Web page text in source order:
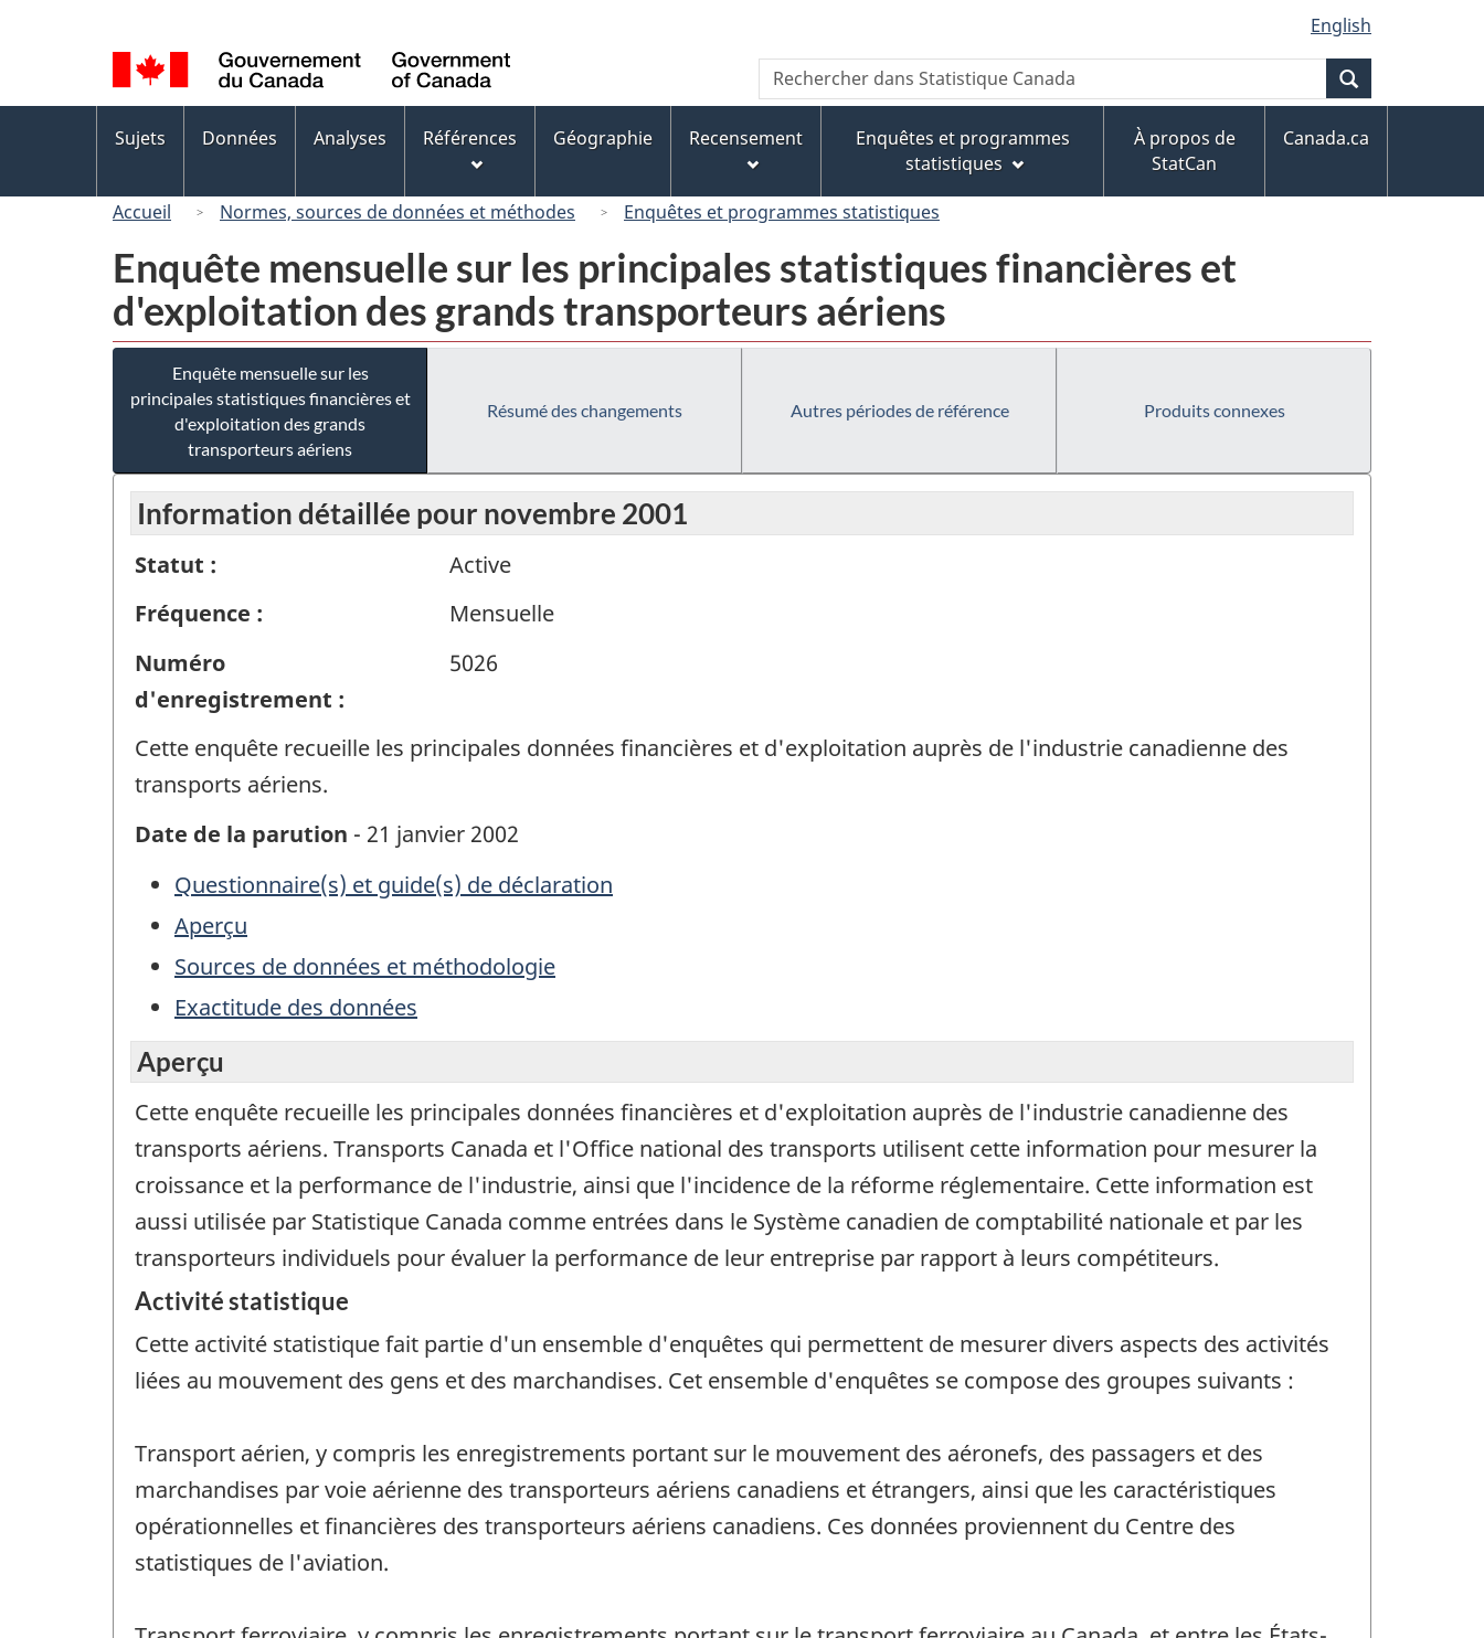
au
contenu
principal
« À
propos
de
ce
version
HTML
simplifiée
de
la
langue
English
Canada
Recherche
Rechercher
dans
Canada
des
Sujets Données Analyses Références Géographie Recensement
Enquêtes et programmes
statistiques
À propos de
StatCan
Canada.ca
Accueil Normes, sources de données et méthodes Enquêtes et programmes statistiques
Enquête mensuelle sur les principales statistiques financières et
d'exploitation des grands transporteurs aériens
Enquête mensuelle sur les
principales statistiques financières et
d'exploitation des grands
transporteurs aériens
Résumé des changements Autres périodes de référence Produits connexes
Information détaillée pour novembre 2001
Statut :
Active
Fréquence :
Mensuelle
Numéro
d'enregistrement :
5026
Cette enquête recueille les principales données financières et d'exploitation auprès de l'industrie canadienne des
transports aériens.
Date de la parution - 21 janvier 2002
Questionnaire(s) et guide(s) de déclaration
Aperçu
Sources de données et méthodologie
Exactitude des données
Aperçu
Cette enquête recueille les principales données financières et d'exploitation auprès de l'industrie canadienne des
transports aériens. Transports Canada et l'Office national des transports utilisent cette information pour mesurer la
croissance et la performance de l'industrie, ainsi que l'incidence de la réforme réglementaire. Cette information est
aussi utilisée par Statistique Canada comme entrées dans le Système canadien de comptabilité nationale et par les
transporteurs individuels pour évaluer la performance de leur entreprise par rapport à leurs compétiteurs.
Activité statistique
Cette activité statistique fait partie d'un ensemble d'enquêtes qui permettent de mesurer divers aspects des activités
liées au mouvement des gens et des marchandises. Cet ensemble d'enquêtes se compose des groupes suivants :
Transport aérien, y compris les enregistrements portant sur le mouvement des aéronefs, des passagers et des
marchandises par voie aérienne des transporteurs aériens canadiens et étrangers, ainsi que les caractéristiques
opérationnelles et financières des transporteurs aériens canadiens. Ces données proviennent du Centre des
statistiques de l'aviation.